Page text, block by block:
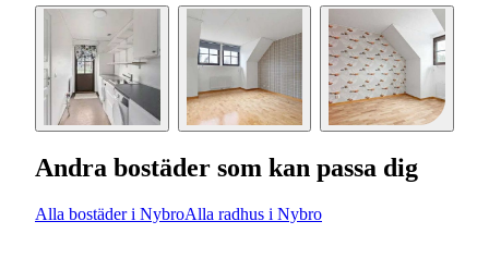
Andra bostäder som kan passa dig
Alla bostäder i NybroAlla radhus i Nybro